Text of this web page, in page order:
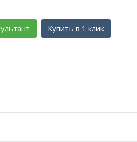
Купить в 1 клик